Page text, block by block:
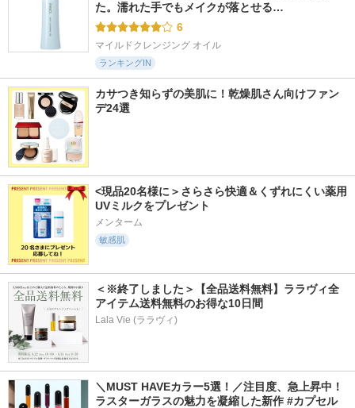
た。濡れた手でもメイクが落とせる…
6
マイルドクレンジング オイル
ランキングIN
カサつき知らずの美肌に！乾燥肌さん向けファン
デ24選
<現品20名様に＞さらさら快適＆くずれにくい薬用
UVミルクをプレゼント
メンターム
敏感肌
＜※終了しました＞【全品送料無料】ララヴィ全
アイテム送料無料のお得な10日間
Lala Vie (ララヴィ)
＼MUST HAVEカラー5選！／注目度、急上昇中！
ラスターガラスの魅力を凝縮した新作 #カプセル